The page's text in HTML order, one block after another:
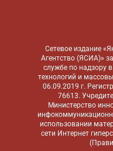
Сетевое издание
Агентство (ЯСИА)»
службе по надзору
технологий и
06.09.2019 г.
76613.
Министерство
использовании
сети Интернет
(